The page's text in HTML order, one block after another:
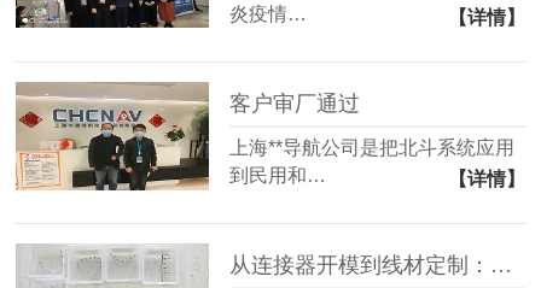
炎疫情…
【详情】
客户审厂通过
上海**导航公司是把北斗系统应用
到民用和…
【详情】
从连接器开模到线材定制：凯佰乐线束的全链路定制能力解析